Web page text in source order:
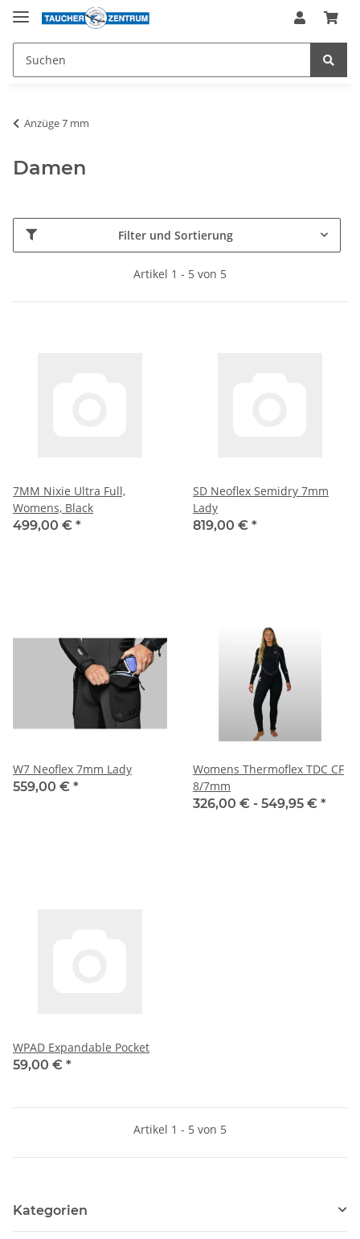
Anzüge 7 mm
Damen
Filter und Sortierung
Artikel 1 - 5 von 5
7MM Nixie Ultra Full,
Womens, Black
499,00 € *
SD Neoflex Semidry 7mm
Lady
819,00 € *
W7 Neoflex 7mm Lady
559,00 € *
Womens Thermoflex TDC CF
8/7mm
326,00 € - 549,95 € *
WPAD Expandable Pocket
59,00 € *
Artikel 1 - 5 von 5
Kategorien